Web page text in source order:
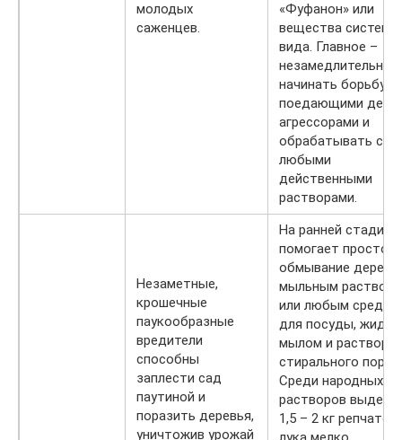
молодых
саженцев.
«Фуфанон» или
вещества
вида. Главное –
незамедлительно
начинать борьбу с
поедающими
агрессорами и
обрабатывать сад
любыми
действенными
растворами.
Незаметные,
крошечные
паукообразные
вредители
способны
заплести сад
паутиной и
поразить деревья,
уничтожив урожай
На ранней стадии
помогает простое
обмывание
мыльным
или любым
для посуды,
мылом и
стирального
Среди народных
растворов
1,5 – 2 кг